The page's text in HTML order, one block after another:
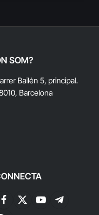
SOM?
Bailén 5, principal.
Barcelona
Facebook
X
YouTubeTelegram